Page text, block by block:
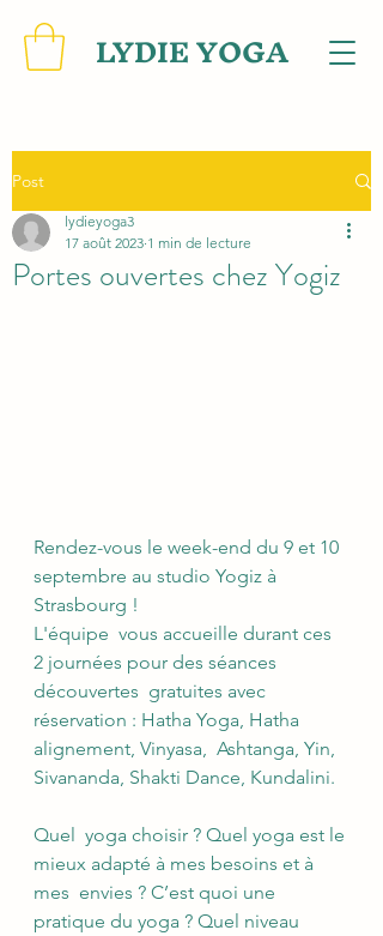
LYDIE YOGA
Post
Portes ouvertes chez Yogiz
lydieyoga3
17 août 2023 1 min de lecture
Rendez-vous le week-end du 9 et 10
septembre au studio Yogiz à
Strasbourg !
L'équipe  vous accueille durant ces
2 journées pour des séances
découvertes  gratuites avec
réservation : Hatha Yoga, Hatha
alignement, Vinyasa,  Ashtanga, Yin,
Sivananda, Shakti Dance, Kundalini.
Quel  yoga choisir ? Quel yoga est le
mieux adapté à mes besoins et à
mes  envies ? C’est quoi une
pratique du yoga ? Quel niveau